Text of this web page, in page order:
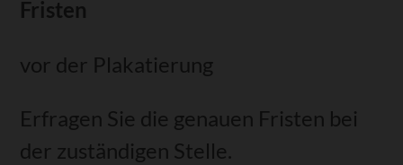
Fristen
vor der Plakatierung
Erfragen Sie die genauen Fristen bei
der zuständigen Stelle.